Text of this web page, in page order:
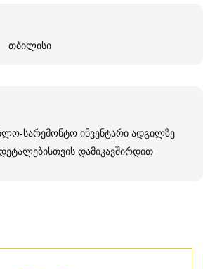
თბილისი
სარემონტო ინვენტარი ადგილზე
დამიკავშირდით